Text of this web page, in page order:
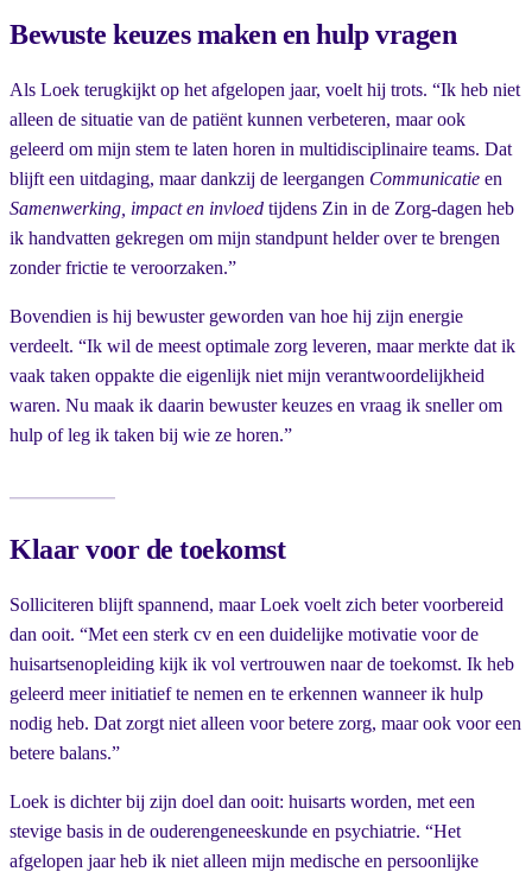
Bewuste keuzes maken en hulp vragen
Als Loek terugkijkt op het afgelopen jaar, voelt hij trots. “Ik heb niet
alleen de situatie van de patiënt kunnen verbeteren, maar ook
geleerd om mijn stem te laten horen in multidisciplinaire teams. Dat
blijft een uitdaging, maar dankzij de leergangen Communicatie en
Samenwerking, impact en invloed tijdens Zin in de Zorg-dagen heb
ik handvatten gekregen om mijn standpunt helder over te brengen
zonder frictie te veroorzaken.”
Bovendien is hij bewuster geworden van hoe hij zijn energie
verdeelt. “Ik wil de meest optimale zorg leveren, maar merkte dat ik
vaak taken oppakte die eigenlijk niet mijn verantwoordelijkheid
waren. Nu maak ik daarin bewuster keuzes en vraag ik sneller om
hulp of leg ik taken bij wie ze horen.”
Klaar voor de toekomst
Solliciteren blijft spannend, maar Loek voelt zich beter voorbereid
dan ooit. “Met een sterk cv en een duidelijke motivatie voor de
huisartsenopleiding kijk ik vol vertrouwen naar de toekomst. Ik heb
geleerd meer initiatief te nemen en te erkennen wanneer ik hulp
nodig heb. Dat zorgt niet alleen voor betere zorg, maar ook voor een
betere balans.”
Loek is dichter bij zijn doel dan ooit: huisarts worden, met een
stevige basis in de ouderengeneeskunde en psychiatrie. “Het
afgelopen jaar heb ik niet alleen mijn medische en persoonlijke